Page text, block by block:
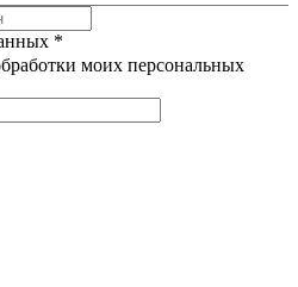
*
моих персональных